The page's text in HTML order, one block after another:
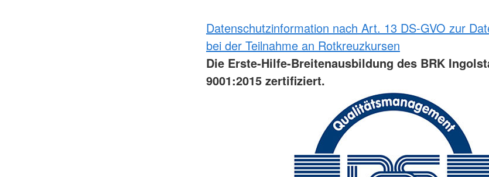
Datenschutzinformation nach Art. 13 DS-GVO zur
bei der Teilnahme an Rotkreuzkursen
Die Erste-Hilfe-Breitenausbildung des BRK
9001:2015 zertifiziert.